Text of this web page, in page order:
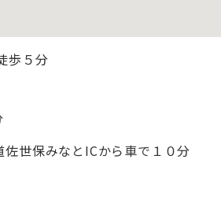
歩５分
佐世保みなとICから車で１０分